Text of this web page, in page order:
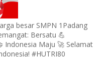
besar SMPN 1Padang
Bersatu 💪
Maju 🚀 Selamat
#HUTRI80